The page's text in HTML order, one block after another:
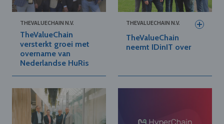
THEVALUECHAIN N.V.
TheValueChain
versterkt groei met
overname van
Nederlandse HuRis
THEVALUECHAIN N.V.
TheValueChain
neemt IDinIT over